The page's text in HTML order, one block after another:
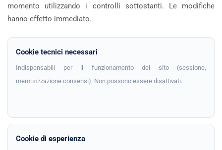
momento utilizzando i controlli sottostanti. Le modifiche
hanno effetto immediato.
Cookie tecnici necessari
Indispensabili per il funzionamento del sito (sessione,
memorizzazione consensi). Non possono essere disattivati.
Cookie di esperienza